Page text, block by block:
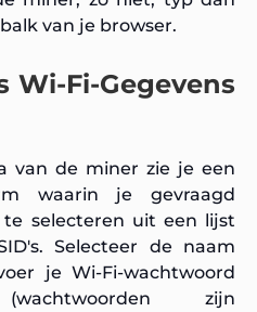
van je browser.
Wi-Fi-Gegevens
van de miner zie je een
waarin je gevraagd
selecteren uit een lijst
Selecteer de naam
je Wi-Fi-wachtwoord
zijn